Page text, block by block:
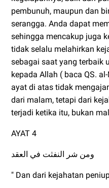
pembunuh, maupun dan
serangga. Anda dapat
sehingga mencakup juga
tidak selalu melahirkan
sebagai saat yang terbaik
kepada Allah ( baca QS.
ayat di atas tidak
dari malam, tetapi dari
terjadi ketika itu, bukan
AYAT 4
ومن شر النفثت في العقد
" Dan dari kejahatan